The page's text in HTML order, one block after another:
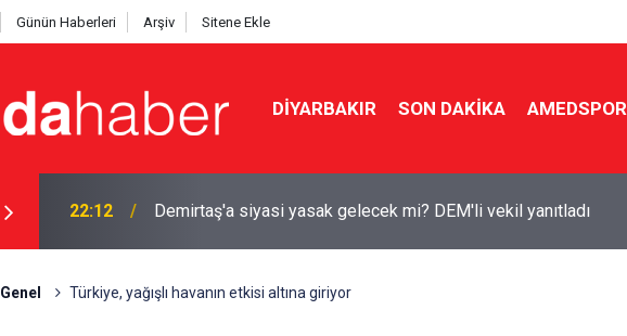
Günün Haberleri Arşiv Sitene Ekle
DIYARBAKIR SON DAKIKA AMEDSPOR
21:53 12 maddelik tarihi teklife Diyarbakır’dan kimler imza attı?
Genel Türkiye, yağışlı havanın etkisi altına giriyor